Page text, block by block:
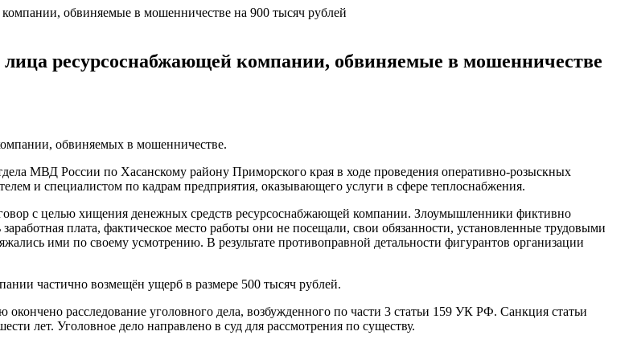
ресурсоснабжающей компании, обвиняемые в мошенничестве
обвиняемых в мошенничестве.
МВД России по Хасанскому району Приморского края в ходе проведения оперативно-розыскных
и специалистом по кадрам предприятия, оказывающего услуги в сфере теплоснабжения.
с целью хищения денежных средств ресурсоснабжающей компании. Злоумышленники фиктивно
плата, фактическое место работы они не посещали, свои обязанности, установленные трудовыми
ими по своему усмотрению. В результате противоправной детальности фигурантов организации
частично возмещён ущерб в размере 500 тысяч рублей.
расследование уголовного дела, возбужденного по части 3 статьи 159 УК РФ. Санкция статьи
лет. Уголовное дело направлено в суд для рассмотрения по существу.